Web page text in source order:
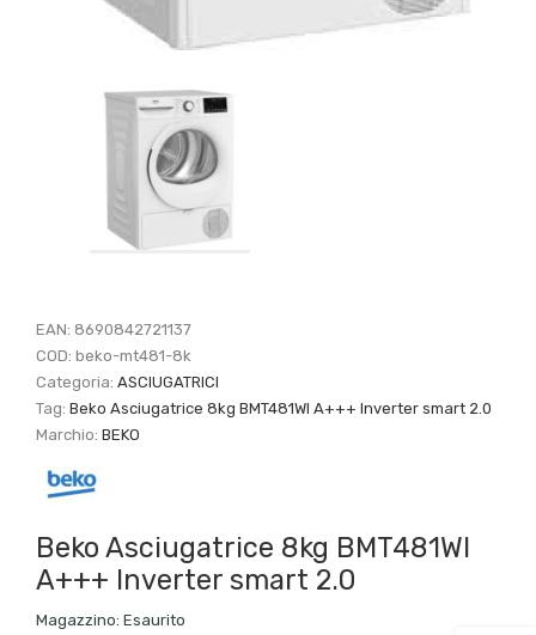
EAN: 8690842721137
COD:beko-mt481-8k
Categoria:ASCIUGATRICI
Tag:Beko Asciugatrice 8kg BMT481WI A+++ Inverter smart 2.0
Marchio:BEKO
Beko Asciugatrice 8kg BMT481WI
A+++ Inverter smart 2.0
Magazzino: Esaurito